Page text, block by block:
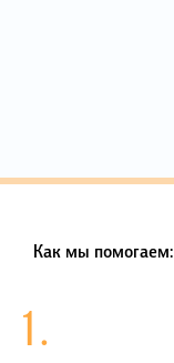
Как мы помогаем:
1.